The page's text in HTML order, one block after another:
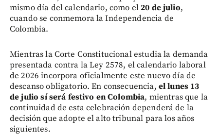
mismo día del calendario, como el20 de julio,
cuando se conmemora la Independencia de
Colombia.
Mientras la Corte Constitucional estudia la demanda
presentada contra la Ley 2578, el calendario laboral
de 2026 incorpora oficialmente este nuevo día de
descanso obligatorio. En consecuencia, el lunes 13
de julio sí será festivo en Colombia, mientras que la
continuidad de esta celebración dependerá de la
decisión que adopte el alto tribunal para los años
siguientes.